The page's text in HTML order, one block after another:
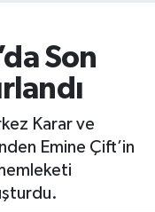
Son
Karar ve
Emine Çift’in